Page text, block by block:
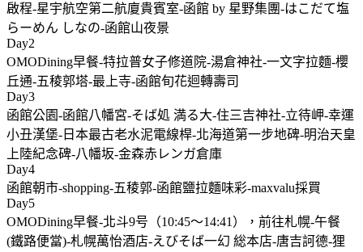
啟程-星宇航空第二航廈貴賓室-函館 by 星野集團-はこだて塩
らーめん しなの-函館山夜景
Day2
OMODining早餐-特拉普女子修道院-湯倉神社-一文字拉麵-櫻
丘通-五稜郭塔-最上寺-函館旬花迴轉壽司
Day3
函館公園-函館八幡宮-そば処 満る大-住三吉神社-立待岬-幸運
小丑漢堡-日本最古老水泥電線桿-北海道第一步地碑-明治天皇
上陸紀念碑-八幡坂-金森赤レンガ倉庫
Day4
函館朝市-shopping-五稜郭-函館鹽拉麵味彩-maxvalu採買
Day5
OMODining早餐-北斗9号（10:45～14:41），前往札幌-午餐
(鐵路便當)-札幌萬怡酒店-えびそば一幻 総本店-唐吉訶德-狸